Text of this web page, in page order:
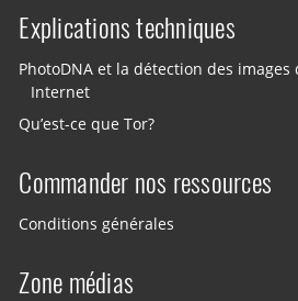
Explications techniques
PhotoDNA et la détection des images
Internet
Qu’est-ce que Tor?
Commander nos ressources
Conditions générales
Zone médias